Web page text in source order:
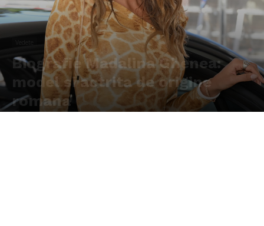
Biografie Madalina Ghenea:
model si actrita de origine
romana